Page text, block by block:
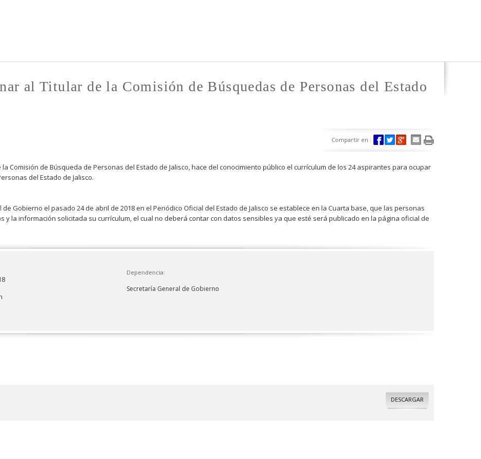
al Titular de la Comisión de Búsquedas de Personas del Estado
Compartir en :
Comisión de Búsqueda de Personas del Estado de Jalisco, hace del conocimiento público el currículum de los 24 aspirantes para ocupar
del Estado de Jalisco.
Gobierno el pasado 24 de abril de 2018 en el Periódico Oficial del Estado de Jalisco se establece en la Cuarta base, que las personas
la información solicitada su currículum, el cual no deberá contar con datos sensibles ya que esté será publicado en la página oficial de
Dependencia:
Secretaría General de Gobierno
DESCARGAR